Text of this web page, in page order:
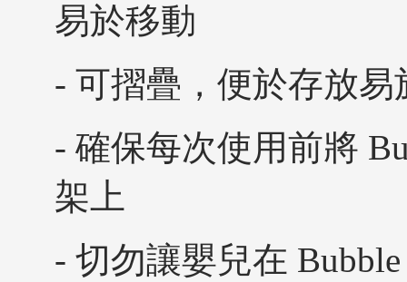
易於移動
- 可摺疊，便於存放
- 確保每次使用前將
架上
- 切勿讓嬰兒在